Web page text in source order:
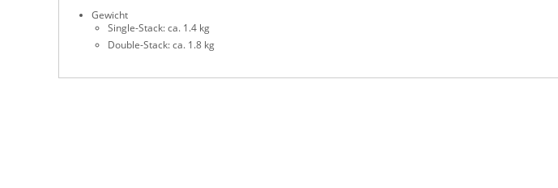
Gewicht
Single-Stack: ca. 1.4 kg
Double-Stack: ca. 1.8 kg